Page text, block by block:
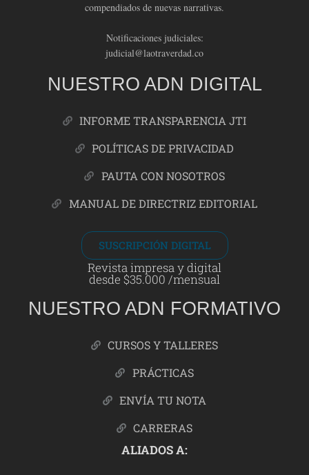
compendiados de nuevas narrativas.
Notificaciones judiciales:
judicial@laotraverdad.co
NUESTRO ADN DIGITAL
INFORME TRANSPARENCIA JTI
POLÍTICAS DE PRIVACIDAD
PAUTA CON NOSOTROS
MANUAL DE DIRECTRIZ EDITORIAL
SUSCRIPCIÓN DIGITAL
Revista impresa y digital
desde $35.000 /mensual
NUESTRO ADN FORMATIVO
CURSOS Y TALLERES
PRÁCTICAS
ENVÍA TU NOTA
CARRERAS
ALIADOS A: